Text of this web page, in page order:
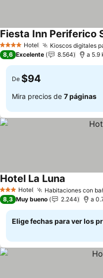
4 EstrellasHotel Kioscos digitales
Fiesta Inn Periferico
8,6 Excelente 8.564 a 5.9
De $94
Mira precios de 7 páginas
3 Estrellas
Hotel Habitaciones con
Hotel La Luna
8,3 Muy bueno 2.244 a
Elige fechas para ver los